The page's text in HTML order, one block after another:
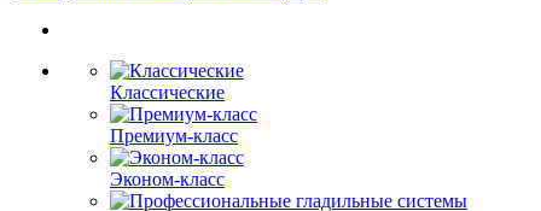
Классические
Премиум-класс
Эконом-класс